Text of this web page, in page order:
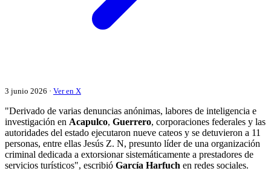
3 junio 2026 · Ver en X
"Derivado de varias denuncias anónimas, labores de inteligencia e
investigación en Acapulco, Guerrero, corporaciones federales y las
autoridades del estado ejecutaron nueve cateos y se detuvieron a 11
personas, entre ellas Jesús Z. N, presunto líder de una organización
criminal dedicada a extorsionar sistemáticamente a prestadores de
servicios turísticos", escribió García Harfuch en redes sociales.